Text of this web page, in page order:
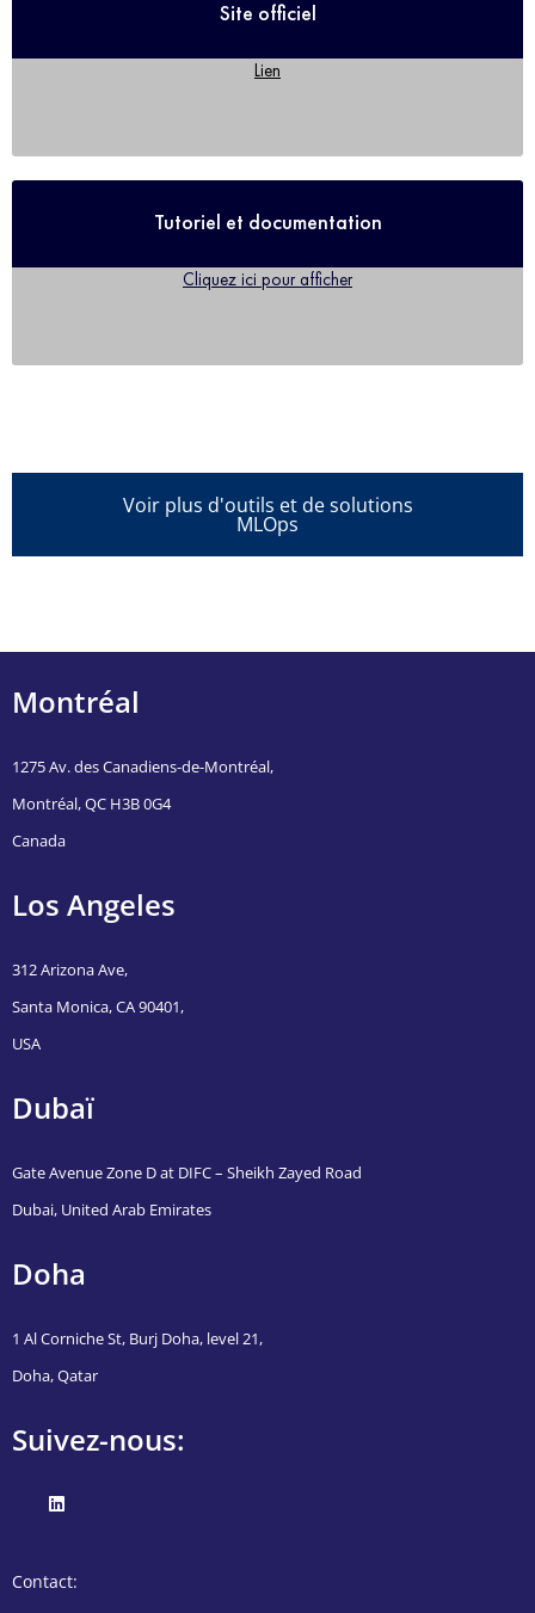
Site officiel
Lien
Tutoriel et documentation
Cliquez ici pour afficher
Voir plus d'outils et de solutions
MLOps
Montréal
1275 Av. des Canadiens-de-Montréal,
Montréal, QC H3B 0G4
Canada
Los Angeles
312 Arizona Ave,
Santa Monica, CA 90401,
USA
Dubaï
Gate Avenue Zone D at DIFC – Sheikh Zayed Road
Dubai, United Arab Emirates
Doha
1 Al Corniche St, Burj Doha, level 21,
Doha, Qatar
Suivez-nous:
Contact: